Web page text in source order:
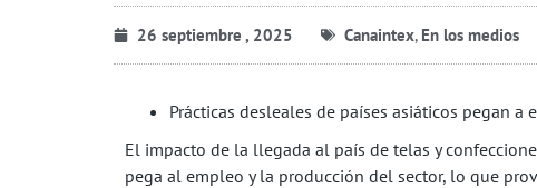
26 septiembre , 2025 Canaintex, En los medios
Prácticas desleales de países asiáticos pegan a
El impacto de la llegada al país de telas y
pega al empleo y la producción del sector, lo que